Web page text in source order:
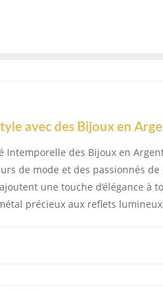
avec des Bijoux en
Intemporelle des Bijoux en
de mode et des passionnés
une touche d’élégance à
précieux aux reflets